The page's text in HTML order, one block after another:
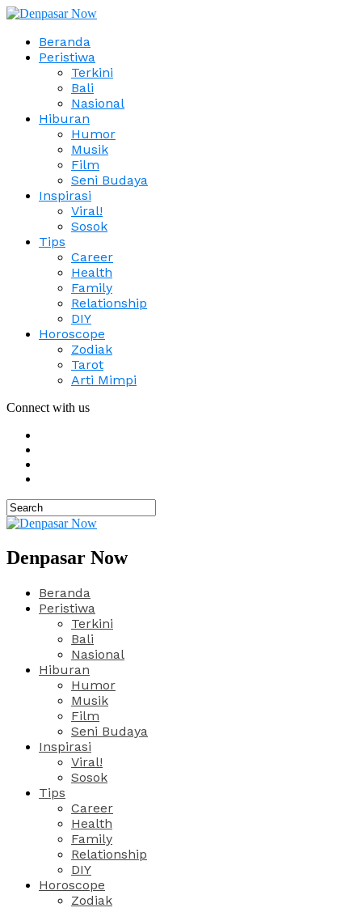
Beranda
Peristiwa
Terkini
Bali
Nasional
Hiburan
Humor
Musik
Film
Seni Budaya
Inspirasi
Viral!
Sosok
Tips
Career
Health
Family
Relationship
DIY
Horoscope
Zodiak
Tarot
Arti Mimpi
Connect with us
Denpasar Now
Beranda
Peristiwa
Terkini
Bali
Nasional
Hiburan
Humor
Musik
Film
Seni Budaya
Inspirasi
Viral!
Sosok
Tips
Career
Health
Family
Relationship
DIY
Horoscope
Zodiak